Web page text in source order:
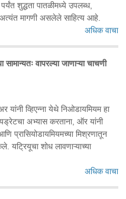
शुद्धता पातळीमध्ये उपलब्ध,
मागणी असलेले साहित्य आहे.
अधिक वाचा
वापरल्या जाणाऱ्या चाचणी
यांनी व्हिएन्ना येथे निओडायमियम हा
अभ्यास करताना, ऑर यांनी
प्रासियोडायमियमच्या मिश्रणातून
यट्रियूचा शोध लावणाऱ्याच्या
अधिक वाचा